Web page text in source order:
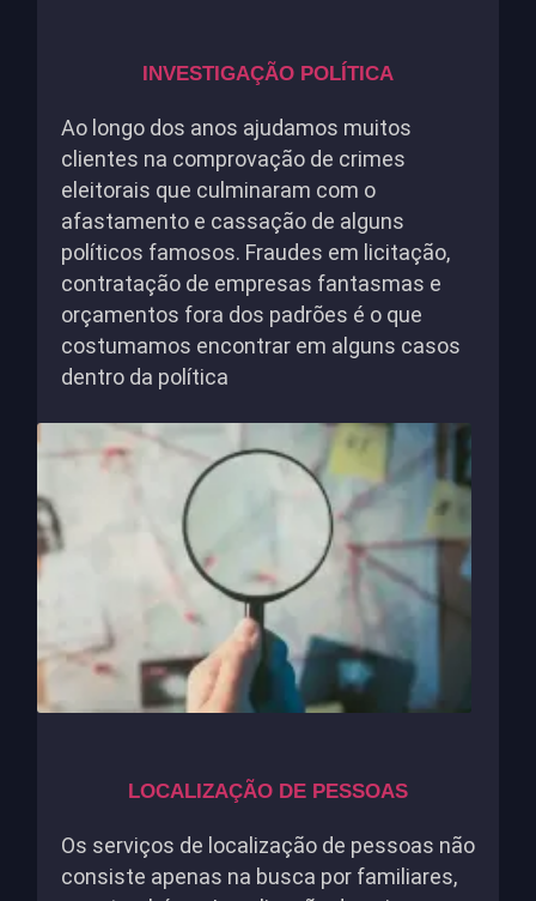
INVESTIGAÇÃO POLÍTICA
Ao longo dos anos ajudamos muitos
clientes na comprovação de crimes
eleitorais que culminaram com o
afastamento e cassação de alguns
políticos famosos. Fraudes em licitação,
contratação de empresas fantasmas e
orçamentos fora dos padrões é o que
costumamos encontrar em alguns casos
dentro da política
LOCALIZAÇÃO DE PESSOAS
Os serviços de localização de pessoas não
consiste apenas na busca por familiares,